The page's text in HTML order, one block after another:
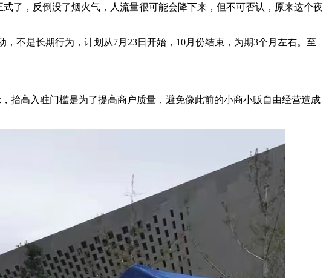
，反倒没了烟火气，人流量很可能会降下来，但不可否认，原来这个夜
不是长期行为，计划从7月23日开始，10月份结束，为期3个月左右。至
高入驻门槛是为了提高商户质量，避免像此前的小商小贩自由经营造成